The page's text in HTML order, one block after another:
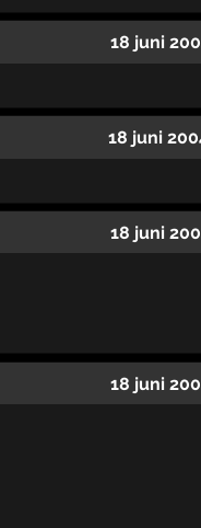
18 juni
18 juni
18 juni
18 juni